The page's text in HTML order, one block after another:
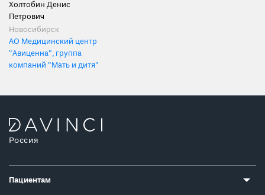
Холтобин Денис
Петрович
Новосибирск
АО Медицинский центр
"Авиценна", группа
компаний "Мать и дитя"
Россия
Пациентам